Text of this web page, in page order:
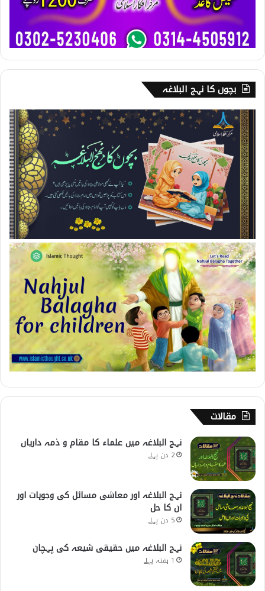
بچوں کا نہج البلاغہ
مقالات
نہج البلاغہ میں علماء کا مقام و ذمہ داریاں
2 دن پہلے
نہج البلاغہ اور معاشی مسائل کی وجوہات اور
ان کا حل
5 دن پہلے
نہج البلاغہ میں حقیقی شیعہ کی پہچان
1 ہفتہ پہلے